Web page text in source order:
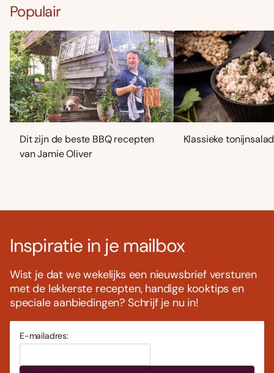
Populair
Dit zijn de beste BBQ recepten
van Jamie Oliver
Klassieke
Inspiratie in je mailbox
Wist je dat we wekelijks een nieuwsbrief versturen
met de lekkerste recepten, handige kooktips en
speciale aanbiedingen? Schrijf je nu in!
E-mailadres: